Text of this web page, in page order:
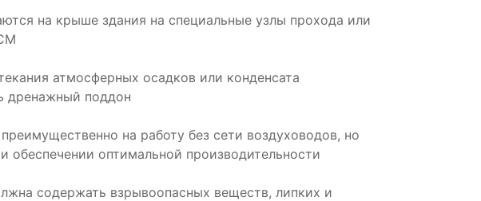
на крыше здания на специальные узлы прохода или
атмосферных осадков или конденсата
дренажный поддон
на работу без сети воздуховодов, но
обеспечении оптимальной производительности
содержать взрывоопасных веществ, липких и